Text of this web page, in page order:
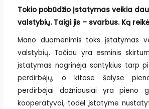
Tokio pobūdžio įstatymas veikia
valstybių. Taigi jis – svarbus. Ką
Mano duomenimis toks įstatymas
valstybių. Tačiau yra esminis
įstatymas nagrinėja santykius tarp
perdirbėjų, o kitose šalyse
perdirbėjai dažniausiai yra pieno
kooperatyvai, todėl įstatyme